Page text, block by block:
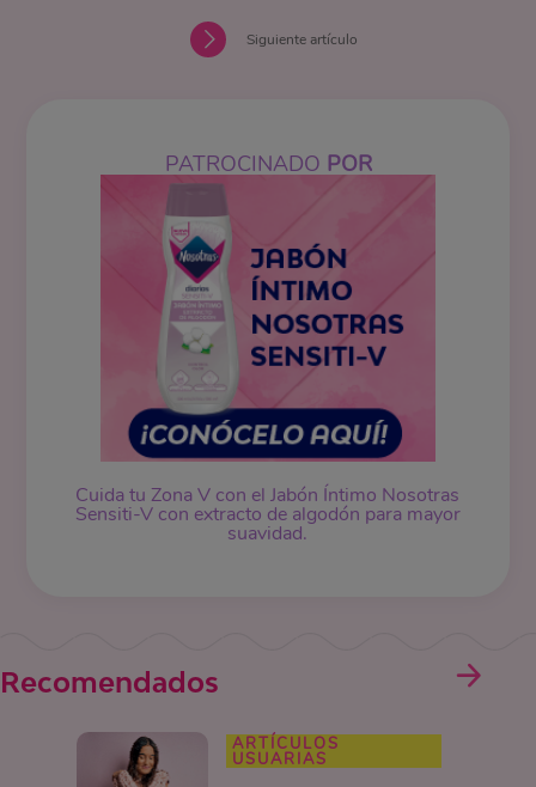
Siguiente artículo
PATROCINADO POR
Cuida tu Zona V con el Jabón Íntimo Nosotras
Sensiti-V con extracto de algodón para mayor
suavidad.
Recomendados
ARTÍCULOS
USUARIAS